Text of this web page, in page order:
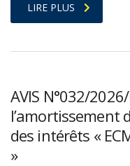
LIRE PLUS
AVIS N°032/
l’amortissement
des intérêts «
»